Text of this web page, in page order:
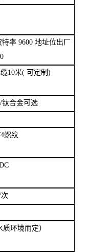
特率 9600 地址位出厂
10米( 可定制 )
钛合金可选
螺纹
次
环境而定）